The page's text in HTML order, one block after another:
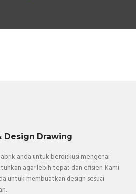
Design Drawing
anda untuk berdiskusi mengenai
agar lebih tepat dan efisien. Kami
untuk membuatkan design sesuai